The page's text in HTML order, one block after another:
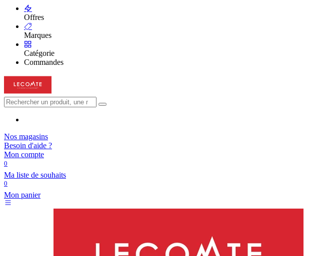
Offres
Marques
Catégorie
Commandes
Nos magasins
Besoin d'aide ?
Mon compte
0
Ma liste de souhaits
0
Mon panier